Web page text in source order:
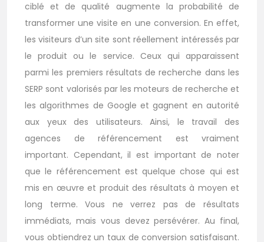
ciblé et de qualité augmente la probabilité de
transformer une visite en une conversion. En effet,
les visiteurs d’un site sont réellement intéressés par
le produit ou le service. Ceux qui apparaissent
parmi les premiers résultats de recherche dans les
SERP sont valorisés par les moteurs de recherche et
les algorithmes de Google et gagnent en autorité
aux yeux des utilisateurs. Ainsi, le travail des
agences de référencement est vraiment
important. Cependant, il est important de noter
que le référencement est quelque chose qui est
mis en œuvre et produit des résultats à moyen et
long terme. Vous ne verrez pas de résultats
immédiats, mais vous devez persévérer. Au final,
vous obtiendrez un taux de conversion satisfaisant.